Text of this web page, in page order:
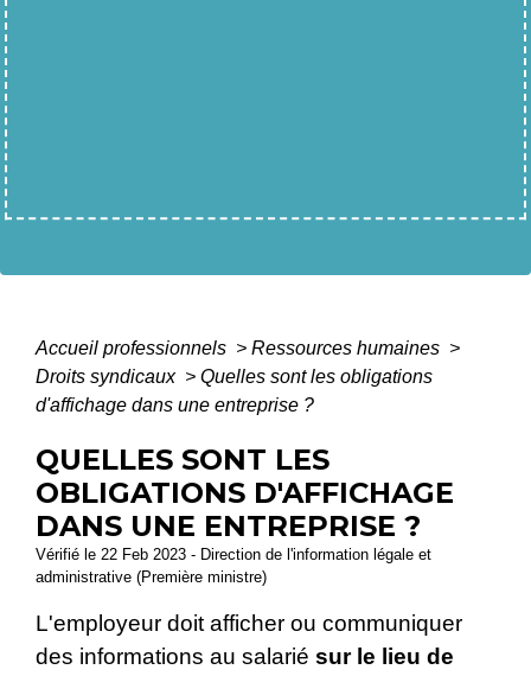
Accueil professionnels > Ressources humaines >
Droits syndicaux > Quelles sont les obligations
d'affichage dans une entreprise ?
QUELLES SONT LES
OBLIGATIONS D'AFFICHAGE
DANS UNE ENTREPRISE ?
Vérifié le 22 Feb 2023 - Direction de l'information légale et
administrative (Première ministre)
L'employeur doit afficher ou communiquer
des informations au salarié sur le lieu de